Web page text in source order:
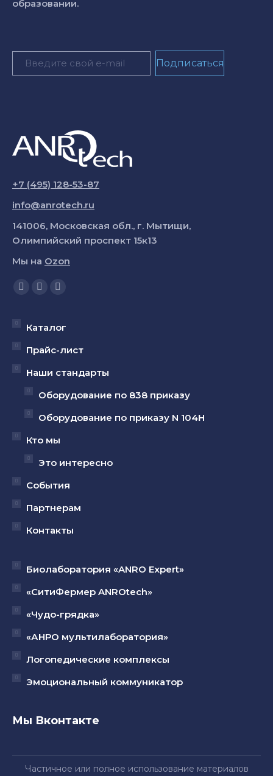
образовании.
+7 (495) 128-53-87
info@anrotech.ru
141006, Московская обл., г. Мытищи,
Олимпийский проспект 15к13
Мы на Ozon
Ищите нас:
Страница
открывается
новом
окне
Страница
открывается
новом
окне
Страница
открывается
новом
окне
Каталог
Прайс-лист
Наши стандарты
Оборудование по 838 приказу
Оборудование по приказу N 104Н
Кто мы
Это интересно
События
Партнерам
Контакты
Биолаборатория «ANRO Expert»
«СитиФермер ANROtech»
«Чудо-грядка»
«АНРО мультилаборатория»
Логопедические комплексы
Эмоциональный коммуникатор
Мы Вконтакте
Частичное или полное использование материалов